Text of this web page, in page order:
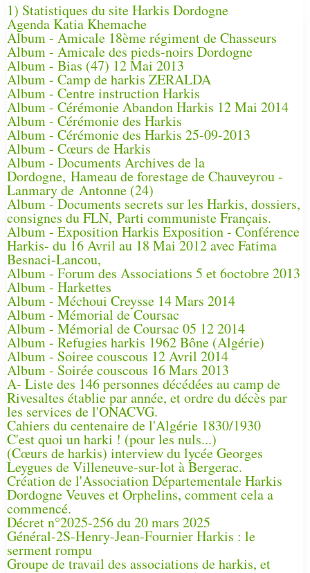
1) Statistiques du site Harkis Dordogne
Agenda Katia Khemache
Album - Amicale 18ème régiment de Chasseurs
Album - Amicale des pieds-noirs Dordogne
Album - Bias (47) 12 Mai 2013
Album - Camp de harkis ZERALDA
Album - Centre instruction Harkis
Album - Cérémonie Abandon Harkis 12 Mai 2014
Album - Cérémonie des Harkis
Album - Cérémonie des Harkis 25-09-2013
Album - Cœurs de Harkis
Album - Documents Archives de la
Dordogne, Hameau de forestage de Chauveyrou -
Lanmary de Antonne (24)
Album - Documents secrets sur les Harkis, dossiers,
consignes du FLN, Parti communiste Français.
Album - Exposition Harkis Exposition - Conférence
Harkis- du 16 Avril au 18 Mai 2012 avec Fatima
Besnaci-Lancou,
Album - Forum des Associations 5 et 6octobre 2013
Album - Harkettes
Album - Méchoui Creysse 14 Mars 2014
Album - Mémorial de Coursac
Album - Mémorial de Coursac 05 12 2014
Album - Refugies harkis 1962 Bône (Algérie)
Album - Soiree couscous 12 Avril 2014
Album - Soirée couscous 16 Mars 2013
A- Liste des 146 personnes décédées au camp de
Rivesaltes établie par année, et ordre du décès par
les services de l'ONACVG.
Cahiers du centenaire de l'Algérie 1830/1930
C'est quoi un harki ! (pour les nuls...)
(Cœurs de harkis) interview du lycée Georges
Leygues de Villeneuve-sur-lot à Bergerac.
Création de l'Association Départementale Harkis
Dordogne Veuves et Orphelins, comment cela a
commencé.
Décret n°2025-256 du 20 mars 2025
Général-2S-Henry-Jean-Fournier Harkis : le
serment rompu
Groupe de travail des associations de harkis, et